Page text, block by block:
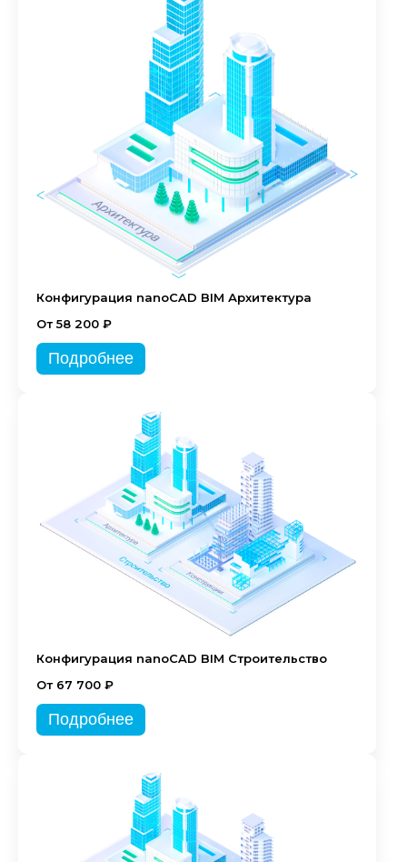
Конфигурация nanoCAD BIM Архитектура
От 58 200 ₽
Подробнее
Конфигурация nanoCAD BIM Строительство
От 67 700 ₽
Подробнее